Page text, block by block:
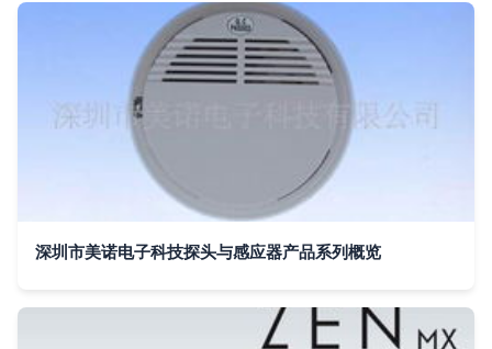
深圳市美诺电子科技探头与感应器产品系列概览